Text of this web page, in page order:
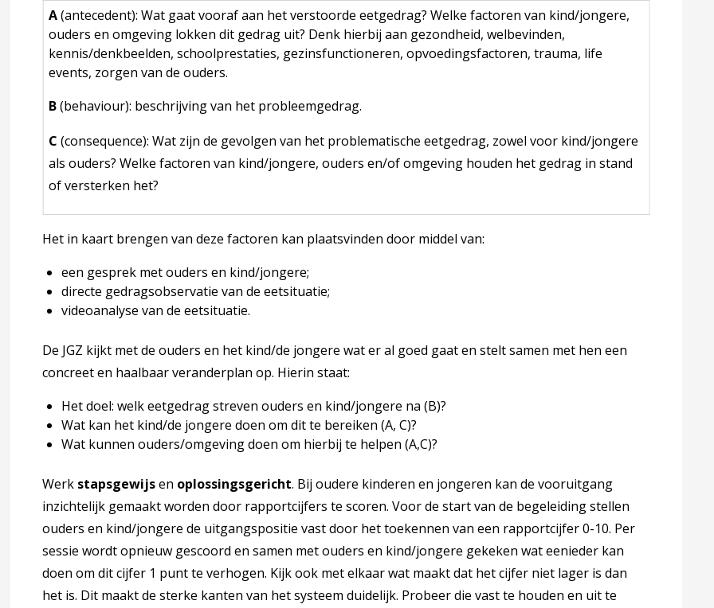
0-1 jaar
zuigelingenvoeding’)
eetpatronen een eetgedrag
1-4 jaar
5-19 jaar
Begeleiden en behandelen
over 5 Begeleiden en behandelen
jaar
A(antecedent): Wat gaat vooraf aan het verstoorde eetgedrag? Welke factoren van kind/jongere,
ouders en omgeving lokken dit gedrag uit? Denk hierbij aan gezondheid, welbevinden,
kennis/denkbeelden, schoolprestaties, gezinsfunctioneren, opvoedingsfactoren, trauma, life
events, zorgen van de ouders.
B(behaviour): beschrijving van het probleemgedrag.
C (consequence): Wat zijn de gevolgen van het problematische eetgedrag, zowel voor kind/jongere
als ouders? Welke factoren van kind/jongere, ouders en/of omgeving houden het gedrag in stand
of versterken het?
Het in kaart brengen van deze factoren kan plaatsvinden door middel van:
een gesprek met ouders en kind/jongere;
directe gedragsobservatie van de eetsituatie;
videoanalyse van de eetsituatie.
De JGZ kijkt met de ouders en het kind/de jongere wat er al goed gaat en stelt samen met hen een
concreet en haalbaar veranderplan op. Hierin staat:
Het doel: welk eetgedrag streven ouders en kind/jongere na (B)?
Wat kan het kind/de jongere doen om dit te bereiken (A, C)?
Wat kunnen ouders/omgeving doen om hierbij te helpen (A,C)?
Werk stapsgewijsen oplossingsgericht. Bij oudere kinderen en jongeren kan de vooruitgang
inzichtelijk gemaakt worden door rapportcijfers te scoren. Voor de start van de begeleiding stellen
ouders en kind/jongere de uitgangspositie vast door het toekennen van een rapportcijfer 0-10. Per
sessie wordt opnieuw gescoord en samen met ouders en kind/jongere gekeken wat eenieder kan
doen om dit cijfer 1 punt te verhogen. Kijk ook met elkaar wat maakt dat het cijfer niet lager is dan
het is. Dit maakt de sterke kanten van het systeem duidelijk. Probeer die vast te houden en uit te